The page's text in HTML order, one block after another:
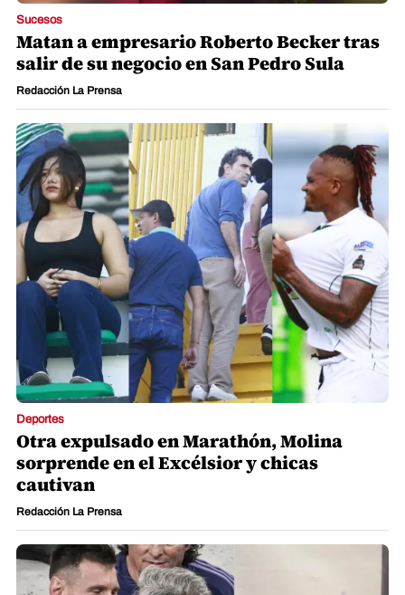
Sucesos
Matan a empresario Roberto Becker tras
salir de su negocio en San Pedro Sula
Redacción La Prensa
Deportes
Otra expulsado en Marathón, Molina
sorprende en el Excélsior y chicas
cautivan
Redacción La Prensa